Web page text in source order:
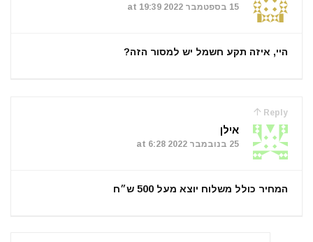
15 בספטמבר 2022 at 19:39
היי, איזה תקע חשמל יש למסור הזה?
Reply
אילן
25 בנובמבר 2022 at 6:28
המחיר כולל משלוח יוצא מעל 500 ש״ח